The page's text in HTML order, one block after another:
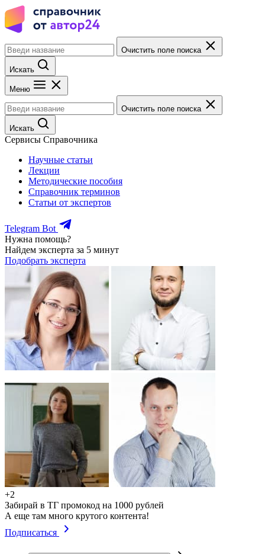
Очистить поле поиска
Искать
Меню
Очистить поле поиска
Искать
Сервисы Справочника
Научные статьи
Лекции
Методические пособия
Справочник терминов
Статьи от экспертов
Telegram Bot
Нужна помощь?
Найдем эксперта за 5 минут
Подобрать эксперта
+2
Забирай в ТГ промокод на 1000 рублей
А еще там много крутого контента!
Подписаться